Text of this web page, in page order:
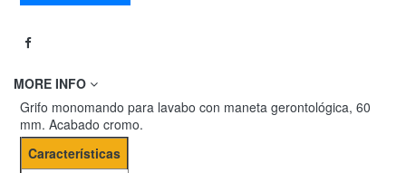
MORE INFO
Grifo monomando para lavabo con maneta gerontológica, 60
mm. Acabado cromo.
Características